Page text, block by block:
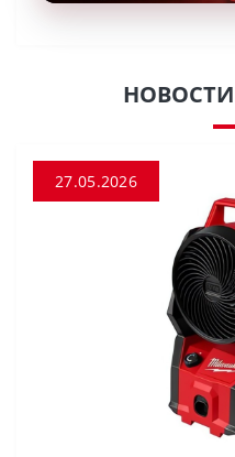
НОВОСТИ
27.05.2026